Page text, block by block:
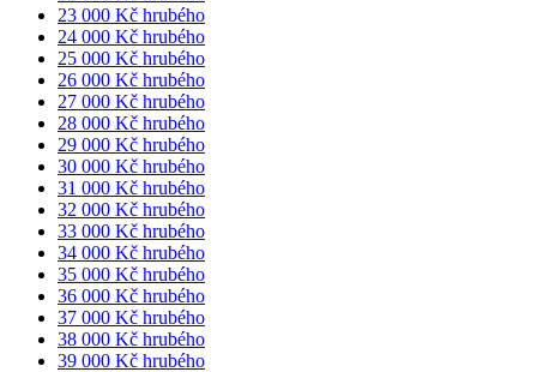
23 000 Kč hrubého
24 000 Kč hrubého
25 000 Kč hrubého
26 000 Kč hrubého
27 000 Kč hrubého
28 000 Kč hrubého
29 000 Kč hrubého
30 000 Kč hrubého
31 000 Kč hrubého
32 000 Kč hrubého
33 000 Kč hrubého
34 000 Kč hrubého
35 000 Kč hrubého
36 000 Kč hrubého
37 000 Kč hrubého
38 000 Kč hrubého
39 000 Kč hrubého